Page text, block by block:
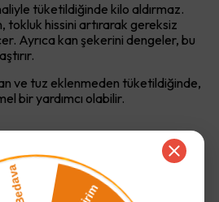
tüketildiğinde kilo aldırmaz.
tokluk hissini artırarak gereksiz
Ayrıca kan şekerini dengeler, bu
ve tuz eklenmeden tüketildiğinde,
bir yardımcı olabilir.
tüketilen leblebi (örneğin 100
günlük kalori dengesini bozabilir.
şekerli leblebiler (örneğin drajeli